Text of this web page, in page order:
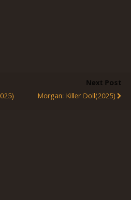
Next Post
Morgan: Killer Doll(2025)